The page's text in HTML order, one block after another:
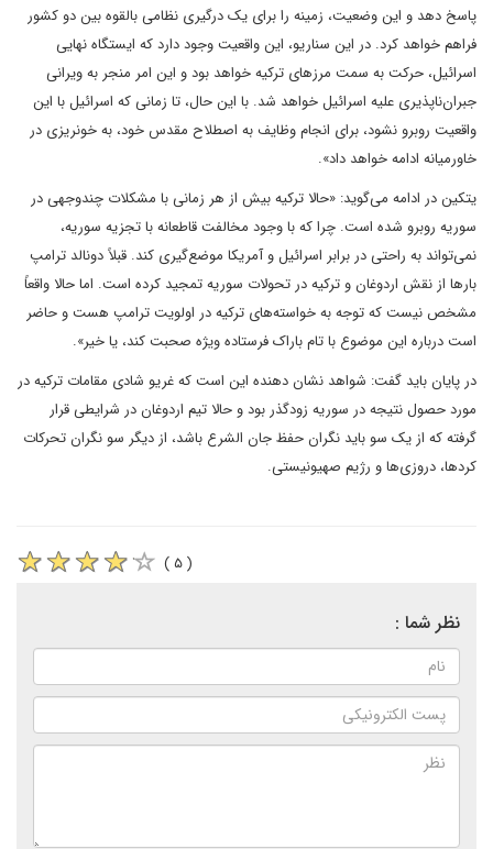
پاسخ دهد و این وضعیت، زمینه را برای یک درگیری نظامی بالقوه بین دو کشور
فراهم خواهد کرد. در این سناریو، این واقعیت وجود دارد که ایستگاه نهایی
اسرائیل، حرکت به سمت مرزهای ترکیه خواهد بود و این امر منجر به ویرانی
جبران‌ناپذیری علیه اسرائیل خواهد شد. با این حال، تا زمانی که اسرائیل با این
واقعیت روبرو نشود، برای انجام وظایف به اصطلاح مقدس خود، به خونریزی در
خاورمیانه ادامه خواهد داد».
یتکین در ادامه می‌گوید: «حالا ترکیه بیش از هر زمانی با مشکلات چندوجهی در
سوریه روبرو شده است. چرا که با وجود مخالفت قاطعانه با تجزیه سوریه،
نمی‌تواند به راحتی در برابر اسرائیل و آمریکا موضع‌گیری کند. قبلاً دونالد ترامپ
بارها از نقش اردوغان و ترکیه در تحولات سوریه تمجید کرده است. اما حالا واقعاً
مشخص نیست که توجه به خواسته‌های ترکیه در اولویت ترامپ هست و حاضر
است درباره این موضوع با تام باراک فرستاده ویژه صحبت کند، یا خیر».
در پایان باید گفت: شواهد نشان دهنده این است که غریو شادی مقامات ترکیه در
مورد حصول نتیجه در سوریه زودگذر بود و حالا تیم اردوغان در شرایطی قرار
گرفته که از یک سو باید نگران حفظ جان الشرع باشد، از دیگر سو نگران تحرکات
کردها، دروزی‌ها و رژیم صهیونیستی.
( ۵ )
نظر شما :